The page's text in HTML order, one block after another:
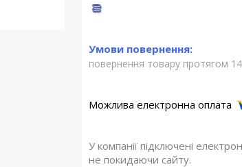
повернення товару протягом 14
У компанії підключені
не покидаючи сайту.